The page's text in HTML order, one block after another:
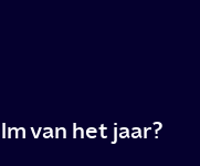
van het jaar?